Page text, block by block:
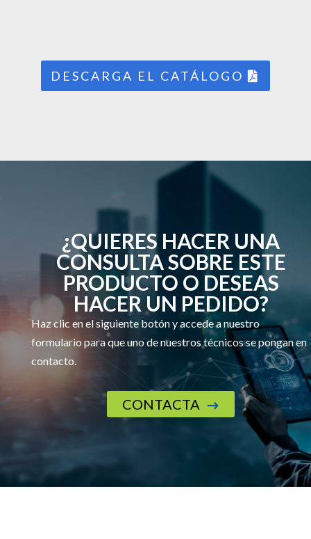
DESCARGA EL CATÁLOGO
¿QUIERES HACER UNA
CONSULTA SOBRE ESTE
PRODUCTO O DESEAS
HACER UN PEDIDO?
Haz clic en el siguiente botón y accede a nuestro
formulario para que uno de nuestros técnicos se pongan en
contacto.
CONTACTA $